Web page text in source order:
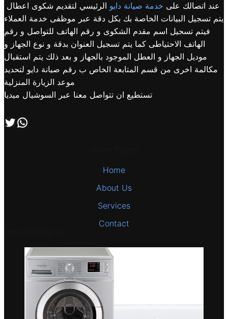
عند اتصالك على خدمة صيانة دايو الرئيسي لتقديم شكوى اعطال
يتم تسجيل البيانات الخاصة بك بكل دقة عبر موظفى خدمة العملاء
فيتم تسجيل اسم مقدم الشكوى و رقم الهاتف للتواصل و رقم
الهاتف الاحتياطى كما يتم تسجيل العنوان بدقة و نوع الجهاز و
موديل الجهاز و العطل الموجود بالجهاز و بعد ذلك يتم استقبال
مكالمة اخرى من قسم المتابعة الخاص ب رقم صيانة دايو لتحديد
موعد الزيارة المنزلية
تستطيع ان تتواصل معنا عبر السوشيال ميديا
تابعنا علي صفحة التويتر اتصل بنا علي طريق الوتساب
Home
About Us
Services
Contact